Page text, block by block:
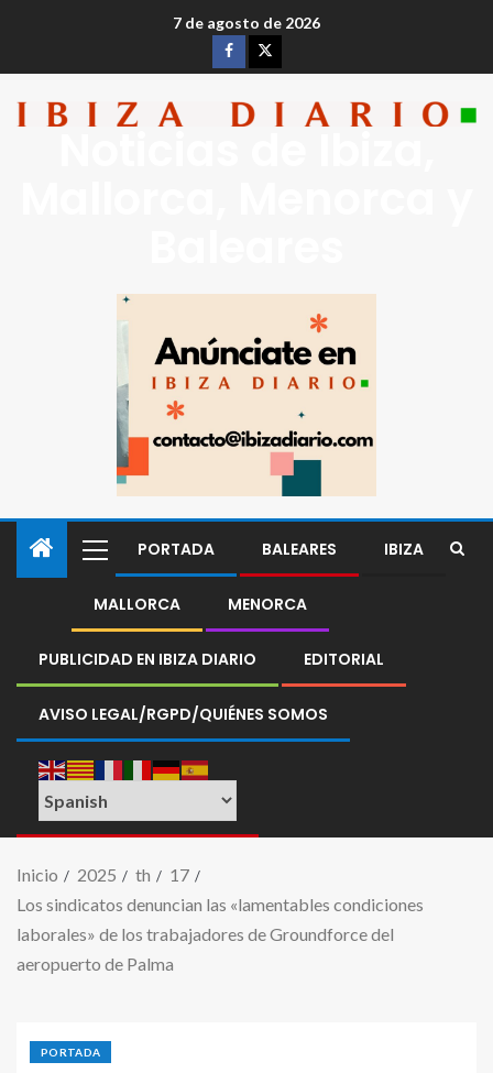
7 de agosto de 2026
PORTADA BALEARES IBIZA
MALLORCA MENORCA
PUBLICIDAD EN IBIZA DIARIO EDITORIAL
AVISO LEGAL/RGPD/QUIÉNES SOMOS
Inicio 2025 th
17
Los sindicatos denuncian las «lamentables condiciones
laborales» de los trabajadores de Groundforce del
aeropuerto de Palma
PORTADA